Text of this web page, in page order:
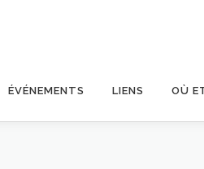
ÉVÉNEMENTS LIENS OÙ